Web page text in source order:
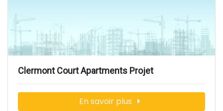
Clermont Court Apartments Projet
En savoir plus